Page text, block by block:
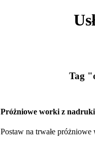
Tag
Próżniowe worki z
Postaw na trwałe